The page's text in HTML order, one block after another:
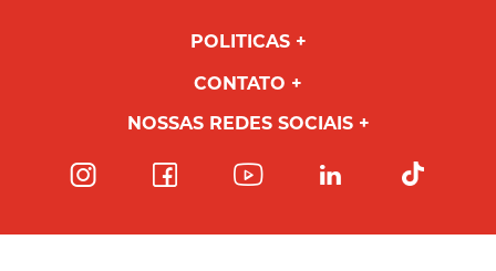
POLITICAS
CONTATO
NOSSAS REDES SOCIAIS